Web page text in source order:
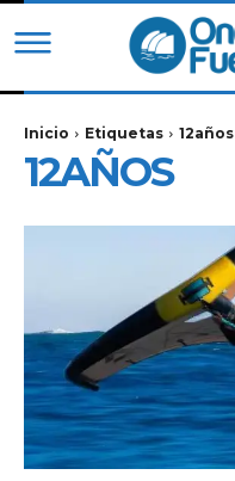
Inicio Etiquetas 12años
12AÑOS